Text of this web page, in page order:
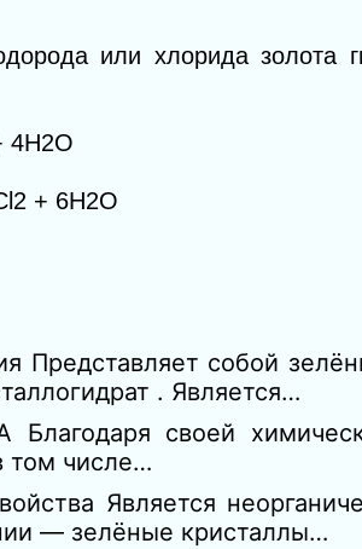
или хлорида золота
4H2O
2 + 6H2O
Представляет собой
. Является…
своей
том числе…
Является
— зелёные кристаллы…